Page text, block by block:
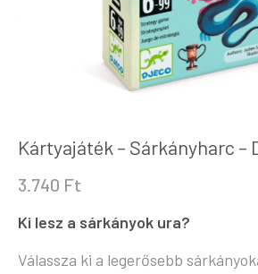
Kártyajáték – Sárkányharc –
3.740 Ft
Ki lesz a sárkányok ura?
Válassza ki a legerősebb